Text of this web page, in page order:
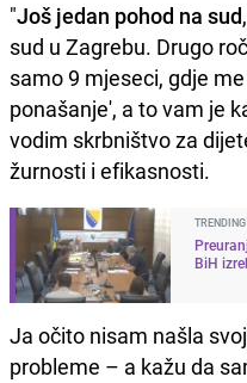
"Još jedan pohod na sud
sud u Zagrebu. Drugo
samo 9 mjeseci, gdje
ponašanje', a to vam je
vodim skrbništvo za
žurnosti i efikasnosti.
TRENDING
BiH
Ja očito nisam našla
probleme – a kažu da